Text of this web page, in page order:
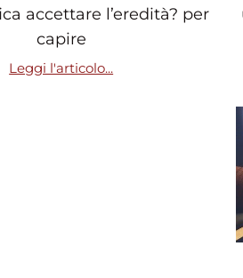
accettare l’eredità? per
capire
Leggi l'articolo...